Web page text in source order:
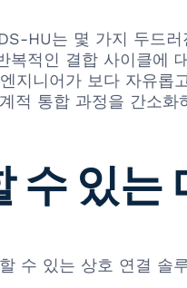
HU는 몇 가지 두드러
적인 결합 사이클에
지니어가 보다 자유롭
적 통합 과정을 간소
수 있는
수 있는 상호 연결 솔